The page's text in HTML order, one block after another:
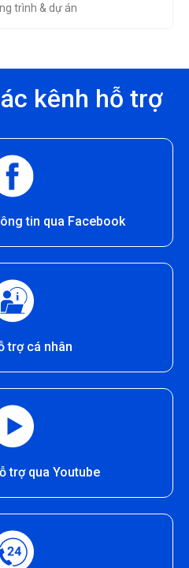
trình & dự án
kênh hỗ trợ
tin qua Facebook
trợ cá nhân
trợ qua Youtube